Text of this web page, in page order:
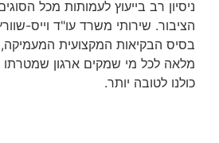
ניסיון רב בייעוץ לעמותות מכל
הציבור. שירותי משרד עו"ד וייס-
בסיס הבקיאות המקצועית המעמיקה,
מלאה לכל מי שמקים ארגון
כולנו לטובה יותר.